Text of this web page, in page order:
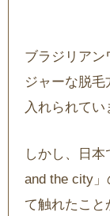
ブラジリアン
ジャーな脱毛
入れられてい
しかし、日
and the city
て触れたこと